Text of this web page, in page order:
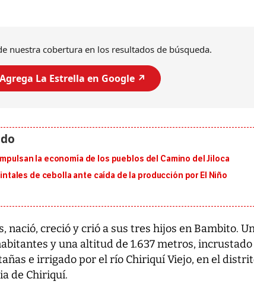
nuestra cobertura en los resultados de búsqueda.
Agrega La Estrella en Google ↗️
la economía de los pueblos del Camino del Jiloca
de cebolla ante caída de la producción por El Niño
nació, creció y crió a sus tres hijos en Bambito.
y una altitud de 1.637 metros, incrustado
e irrigado por el río Chiriquí Viejo, en el
de Chiriquí.